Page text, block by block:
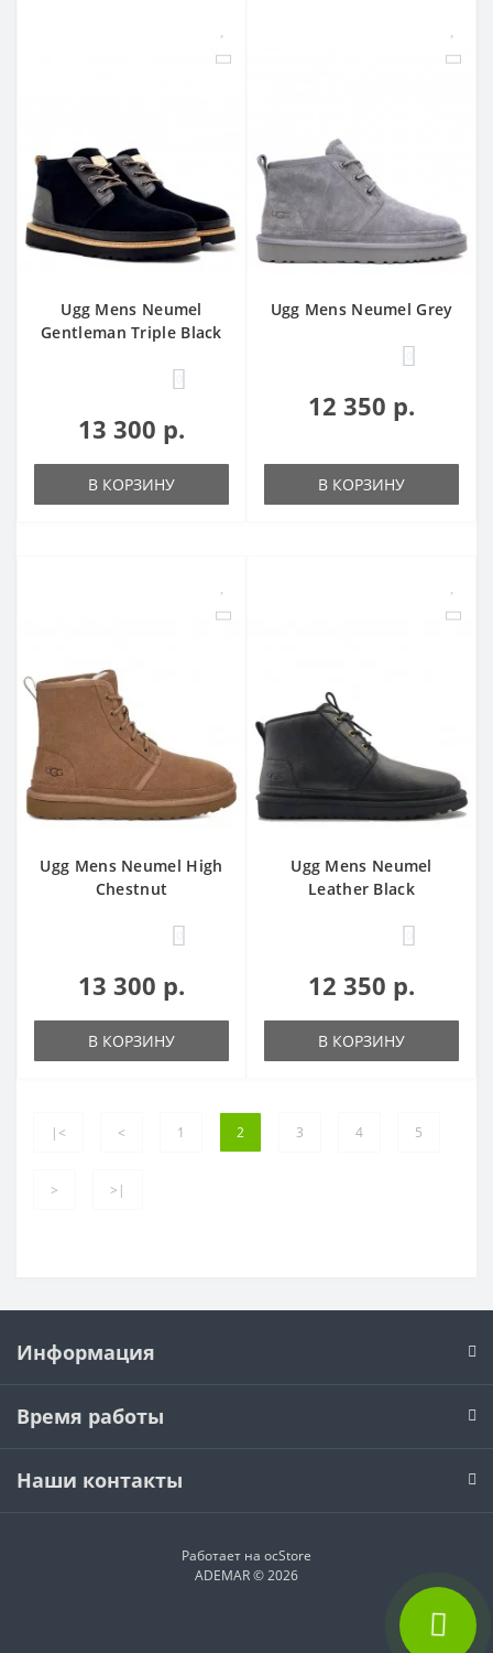
Ugg Mens Neumel
Gentleman Triple Black
13 300 р.
В КОРЗИНУ
Ugg Mens Neumel Grey
12 350 р.
В КОРЗИНУ
Ugg Mens Neumel High
Chestnut
13 300 р.
В КОРЗИНУ
Ugg Mens Neumel
Leather Black
12 350 р.
В КОРЗИНУ
|< < 1 2 3 4 5
> >|
Информация
Время работы
Наши контакты
Работает на ocStore
ADEMAR © 2026